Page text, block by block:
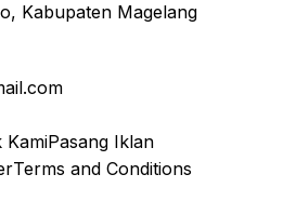
Kabupaten Magelang
KamiPasang Iklan
Terms and Conditions